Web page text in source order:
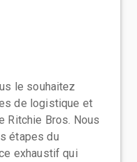
le souhaitez
de logistique et
Ritchie Bros. Nous
étapes du
exhaustif qui